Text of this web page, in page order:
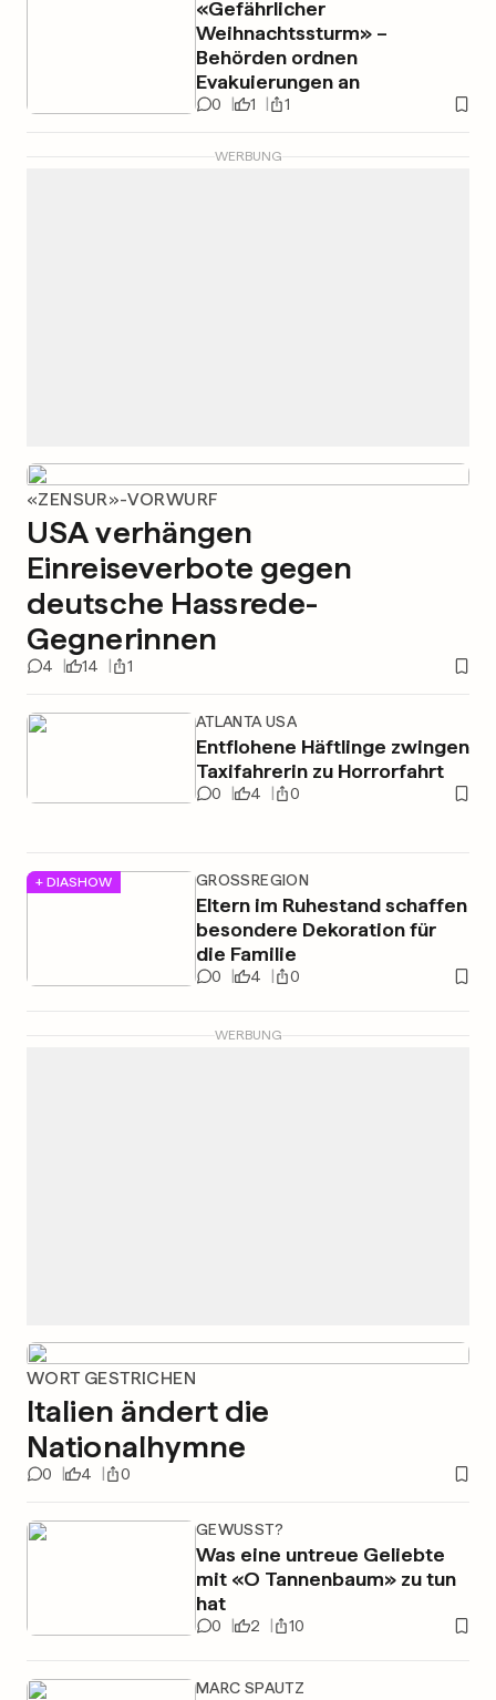
«Gefährlicher
Weihnachtssturm» –
Behörden ordnen
Evakuierungen an
0 1 1
WERBUNG
«ZENSUR»-VORWURF
USA verhängen
Einreiseverbote gegen
deutsche Hassrede-
Gegnerinnen
4 14 1
ATLANTA USA
Entflohene Häftlinge zwingen
Taxifahrerin zu Horrorfahrt
0 4 0
+ DIASHOW GROSSREGION
Eltern im Ruhestand schaffen
besondere Dekoration für
die Familie
0 4 0
WERBUNG
WORT GESTRICHEN
Italien ändert die
Nationalhymne
0 4 0
GEWUSST?
Was eine untreue Geliebte
mit «O Tannenbaum» zu tun
hat
0 2 10
MARC SPAUTZ